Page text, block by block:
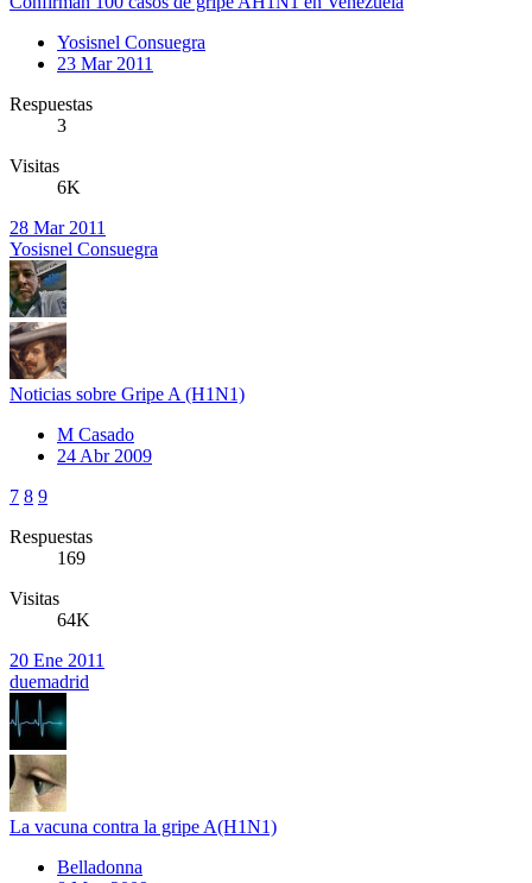
Yosisnel Consuegra
23 Mar 2011
Respuestas
3
Visitas
6K
28 Mar 2011
Yosisnel Consuegra
Noticias sobre Gripe A (H1N1)
M Casado
24 Abr 2009
7 8 9
Respuestas
169
Visitas
64K
20 Ene 2011
duemadrid
La vacuna contra la gripe A(H1N1)
Belladonna